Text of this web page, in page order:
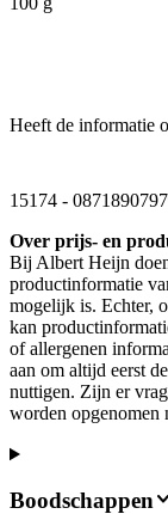
Heeft de informatie
15174 -
Over prijs- en
Bij Albert Heijn
productinformatie
mogelijk is. Echter,
kan
of allergenen
aan om altijd eerst
nuttigen. Zijn er
worden opgenomen
Boodschappen